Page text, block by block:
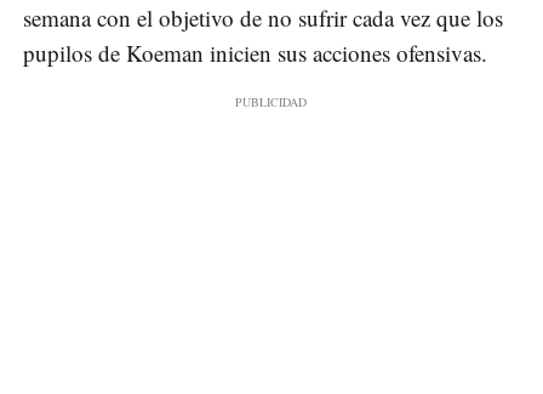
semana con el objetivo de no sufrir cada vez que los
pupilos de Koeman inicien sus acciones ofensivas.